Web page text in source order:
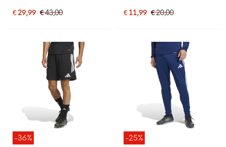
€ 29,99 € 43,00
€ 11,99 € 20,00
-36%
-25%